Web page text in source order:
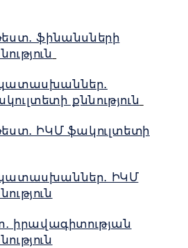
ֆինանսների
քննություն
ԻԿՄ ֆակուլտետի
ԻԿՄ
իրավագիտության